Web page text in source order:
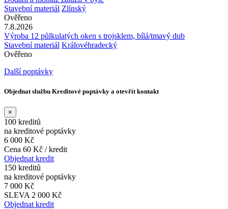
Stavební materiál Zlínský
Ověřeno
7.8.2026
Výroba 12 půlkulatých oken s trojsklem, bílá/tmavý dub
Stavební materiál Královéhradecký
Ověřeno
Další poptávky
Objednat službu Kreditové poptávky a otevřít kontakt
×
100 kreditů
na kreditové poptávky
6 000 Kč
Cena 60 Kč / kredit
Objednat kredit
150 kreditů
na kreditové poptávky
7 000 Kč
SLEVA 2 000 Kč
Objednat kredit